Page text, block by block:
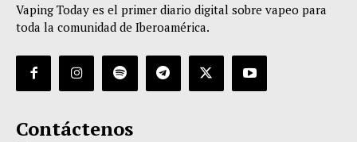
Vaping Today es el primer diario digital sobre vapeo para
toda la comunidad de Iberoamérica.
Contáctenos